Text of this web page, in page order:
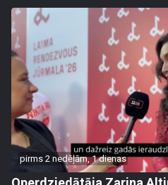
pirms 2 nedēļām, 1 dienas